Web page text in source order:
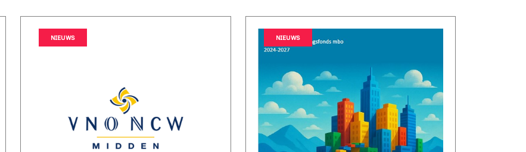
NIEUWS NIEUWS